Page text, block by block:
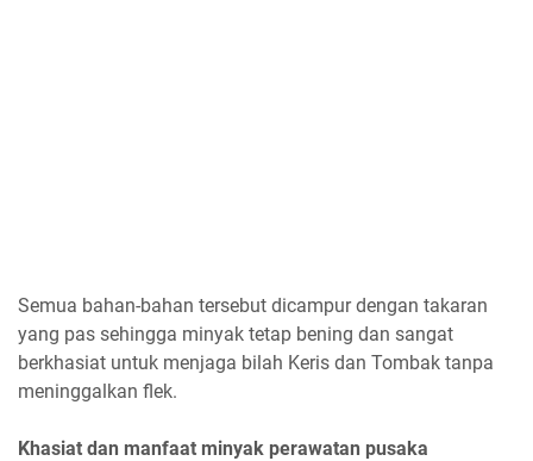
Semua bahan-bahan tersebut dicampur dengan takaran
yang pas sehingga minyak tetap bening dan sangat
berkhasiat untuk menjaga bilah Keris dan Tombak tanpa
meninggalkan flek.
Khasiat dan manfaat minyak perawatan pusaka